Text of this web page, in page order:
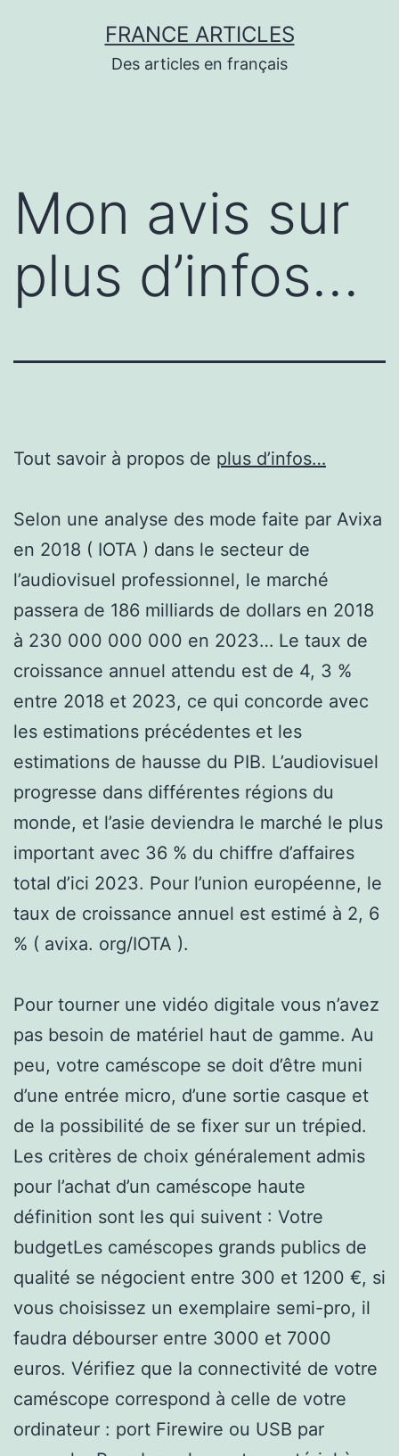
FRANCE ARTICLES
Des articles en français
Mon avis sur
plus d’infos…
Tout savoir à propos de plus d’infos…
Selon une analyse des mode faite par Avixa
en 2018 ( IOTA ) dans le secteur de
l’audiovisuel professionnel, le marché
passera de 186 milliards de dollars en 2018
à 230 000 000 000 en 2023… Le taux de
croissance annuel attendu est de 4, 3 %
entre 2018 et 2023, ce qui concorde avec
les estimations précédentes et les
estimations de hausse du PIB. L’audiovisuel
progresse dans différentes régions du
monde, et l’asie deviendra le marché le plus
important avec 36 % du chiffre d’affaires
total d’ici 2023. Pour l’union européenne, le
taux de croissance annuel est estimé à 2, 6
% ( avixa. org/IOTA ).
Pour tourner une vidéo digitale vous n’avez
pas besoin de matériel haut de gamme. Au
peu, votre caméscope se doit d’être muni
d’une entrée micro, d’une sortie casque et
de la possibilité de se fixer sur un trépied.
Les critères de choix généralement admis
pour l’achat d’un caméscope haute
définition sont les qui suivent : Votre
budgetLes caméscopes grands publics de
qualité se négocient entre 300 et 1200 €, si
vous choisissez un exemplaire semi-pro, il
faudra débourser entre 3000 et 7000
euros. Vérifiez que la connectivité de votre
caméscope correspond à celle de votre
ordinateur : port Firewire ou USB par